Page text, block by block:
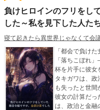
負けヒロインのフリをし
した～私を見下した人た
寝て起きたら異世界じゃなくて会
「都会で負け
「落ちこぼれ
杯を片手に彼女を嘲笑った。 元人
タキガワは、政
も失ったと世間から思わ
彼女の計算だった。 元人気キャスターのクリスタ
は、政治と金融